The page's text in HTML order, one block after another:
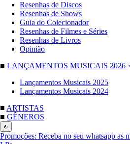
Resenhas de Discos
Resenhas de Shows
Guia do Colecionador
Resenhas de Filmes e Séries
Resenhas de Livros
Opinião
■ LANÇAMENTOS MUSICAIS 2026
Lançamentos Musicais 2025
Lançamentos Musicais 2024
■ ARTISTAS
■ GÊNEROS
Promoções: Receba no seu whatsapp as